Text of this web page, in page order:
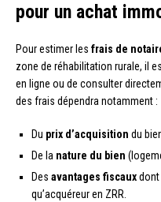
pour un achat
Pour estimer les frais de
zone de réhabilitation rurale, il
en ligne ou de consulter
des frais dépendra notamment :
Du prix d’acquisition du
De la nature du bien
Des avantages fiscauxdont
qu’acquéreur en ZRR.